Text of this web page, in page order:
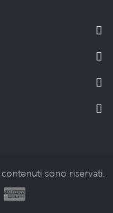
sono riservati.